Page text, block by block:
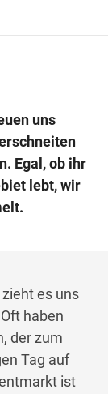
uns
Egal, ob ihr
lebt, wir
es uns
haben
der zum
Tag auf
ist